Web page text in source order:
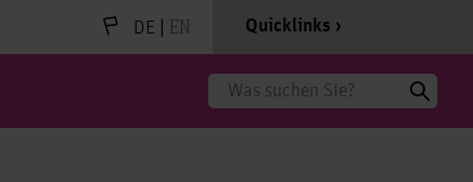
DE | EN Quicklinks
Suche